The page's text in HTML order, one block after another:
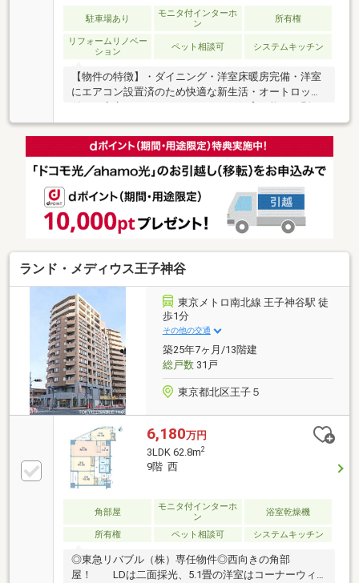
駐車場あり
モニタ付インターホ
ン
所有権
リフォームリノベー
ション
ペット相談可 システムキッチン
【物件の特徴】・ダイニング・洋室床暖房完備・洋室
にエアコン設置済のため快適な新生活・オートロック
り）・眺望・通風良好の快適な住空間【リノベーショ
ン内容】・システムキッチン交換・洗面化粧台交換・
ユニットバス交換・エアコン設置・トイレ交換・洗濯
パン交換・建具交換・照明器具交換・フローリング上
ビス保証付》～住んでからでも安心・安全をサポート
～ 水まわりトラブルは365日対応で安心です。
ランド・メディウス王子神谷
東京メトロ南北線 王子神谷駅 徒
歩1分
その他の交通
築25年7ヶ月/13階建
総戸数31戸
東京都北区王子５
6,180万円
3LDK 62.8m2
9階 西
角部屋
モニタ付インターホ
ン
浴室乾燥機
所有権 ペット相談可 システムキッチン
◎東急リバブル（株）専任物件◎西向きの角部
屋！ LDは二面採光、5.1畳の洋室はコーナーウィ